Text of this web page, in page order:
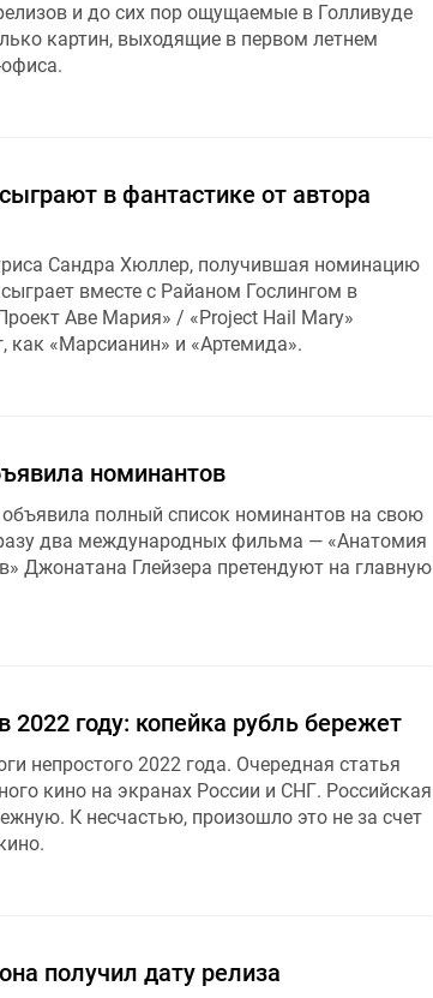
и до сих пор ощущаемые в Голливуде
картин, выходящие в первом летнем
в фантастике от автора
Сандра Хюллер, получившая номинацию
вместе с Райаном Гослингом в
Аве Мария» / «Project Hail Mary»
как «Марсианин» и «Артемида».
номинантов
полный список номинантов на свою
два международных фильма — «Анатомия
Джонатана Глейзера претендуют на главную
2022 году: копейка рубль бережет
непростого 2022 года. Очередная статья
кино на экранах России и СНГ. Российская
К несчастью, произошло это не за счет
получил дату релиза